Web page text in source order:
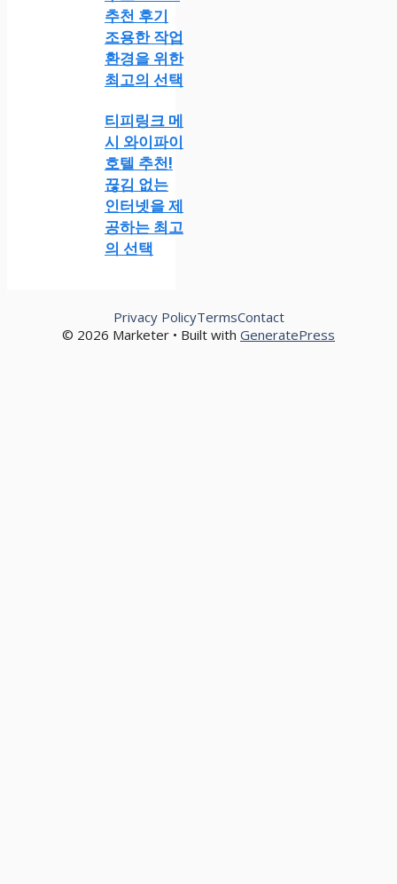
추천 후기
조용한 작업
환경을 위한
최고의 선택
티피링크 메
시 와이파이
호텔 추천!
끊김 없는
인터넷을 제
공하는 최고
의 선택
© 2026 Marketer • Built with GeneratePress
Privacy PolicyTermsContact